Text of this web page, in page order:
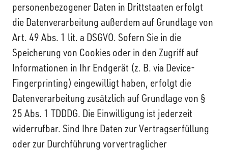
personenbezogener Daten in Drittstaaten erfolgt
die Datenverarbeitung außerdem auf Grundlage von
Art. 49 Abs. 1 lit. a DSGVO. Sofern Sie in die
Speicherung von Cookies oder in den Zugriff auf
Informationen in Ihr Endgerät (z. B. via Device-
Fingerprinting) eingewilligt haben, erfolgt die
Datenverarbeitung zusätzlich auf Grundlage von §
25 Abs. 1 TDDDG. Die Einwilligung ist jederzeit
widerrufbar. Sind Ihre Daten zur Vertragserfüllung
oder zur Durchführung vorvertraglicher